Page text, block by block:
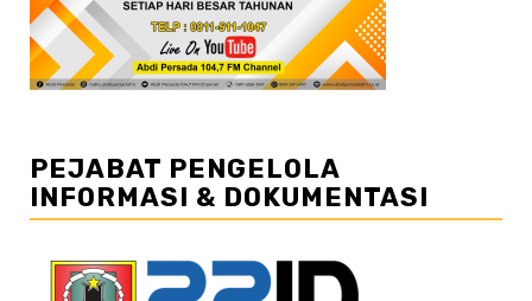
PEJABAT PENGELOLA
INFORMASI & DOKUMENTASI